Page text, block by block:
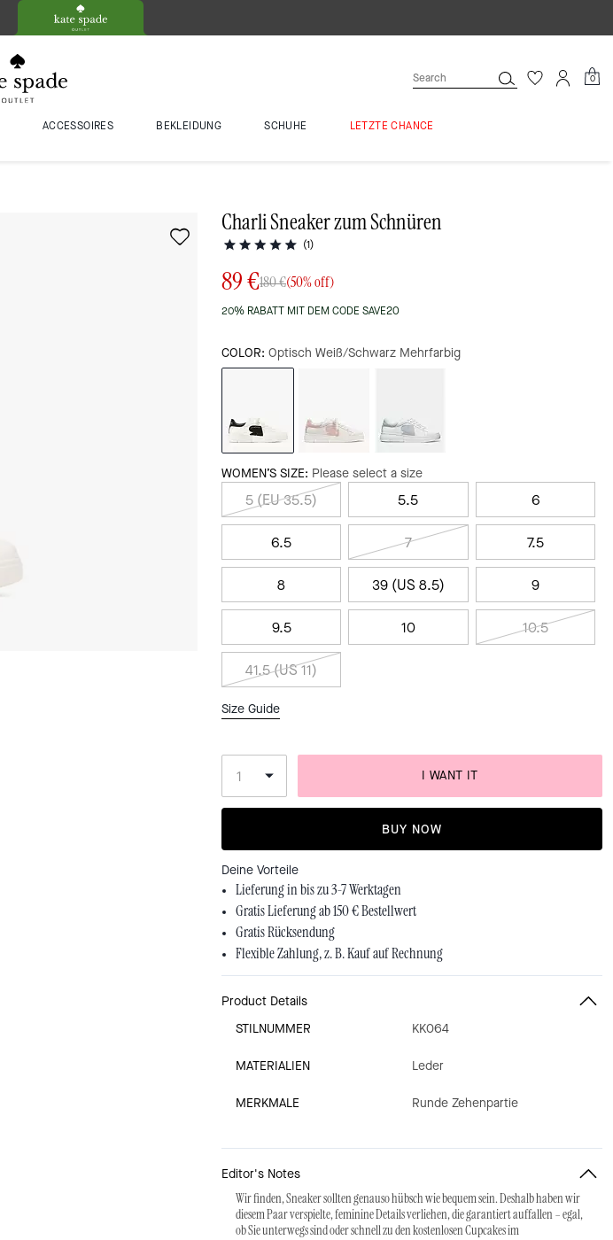
0
ACCESSOIRES BEKLEIDUNG SCHUHE LETZTE CHANCE
Charli Sneaker zum Schnüren
(1)
89 €180 €(50% off)
20% RABATT MIT DEM CODE SAVE20
COLOR: Optisch Weiß/Schwarz Mehrfarbig
WOMEN’S SIZE: Please select a size
5 (EU 35.5) 5.5 6
6.5 7 7.5
8 39 (US 8.5) 9
9.5 10 10.5
41.5 (US 11)
Size Guide
I WANT IT
BUY NOW
Deine Vorteile
Lieferung in bis zu 3-7 Werktagen
Gratis Lieferung ab 150 € Bestellwert
Gratis Rücksendung
Flexible Zahlung, z. B. Kauf auf Rechnung
Product Details
STILNUMMER
KK064
MATERIALIEN Leder
MERKMALE Runde Zehenpartie
Editor's Notes
Wir finden, Sneaker sollten genauso hübsch wie bequem sein. Deshalb haben wir
diesem Paar verspielte, feminine Details verliehen, die garantiert auffallen – egal,
ob Sie unterwegs sind oder schnell zu den kostenlosen Cupcakes im